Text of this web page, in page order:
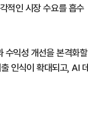
적인 시장 수요를 흡수
수익성 개선을 본격화할
인식이 확대되고, AI